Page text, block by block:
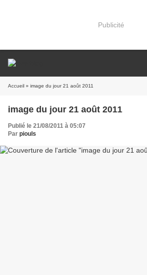
Publicité
Accueil » image du jour 21 août 2011
image du jour 21 août 2011
Publié le 21/08/2011 à 05:07
Par piouls